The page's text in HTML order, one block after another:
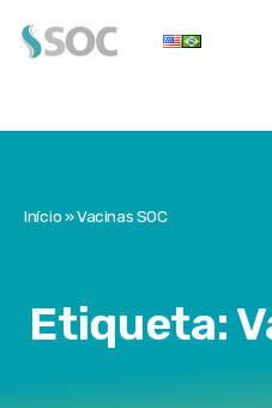
Início»Vacinas SOC
Etiqueta: